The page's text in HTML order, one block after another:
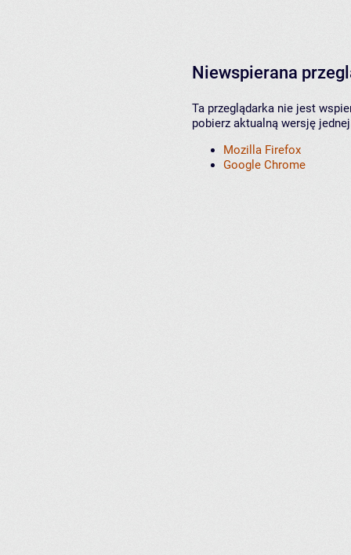
Niewspierana
Ta przeglądarka nie jest
pobierz aktualną wersję
Mozilla Firefox
Google Chrome